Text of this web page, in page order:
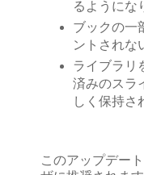
るようにな
ブックの一
ントされな
ライブラリ
済みのスラ
しく保持さ
このアップデー